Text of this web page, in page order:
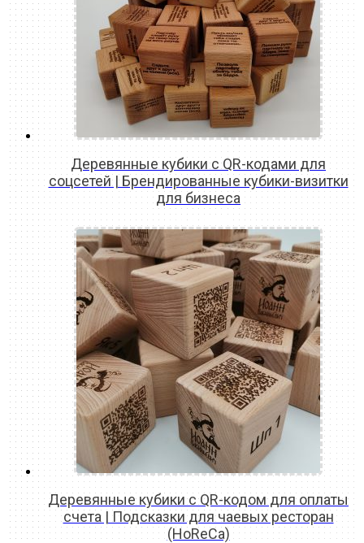
Деревянные кубики с QR-кодами для
соцсетей | Брендированные кубики-визитки
для бизнеса
READ MORE
Деревянные кубики с QR-кодом для оплаты
счета | Подсказки для чаевых ресторан
(HoReCa)